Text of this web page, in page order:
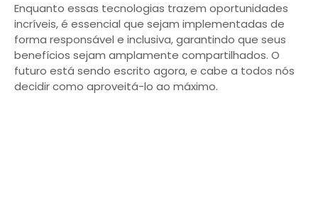
Enquanto essas tecnologias trazem oportunidades
incríveis, é essencial que sejam implementadas de
forma responsável e inclusiva, garantindo que seus
benefícios sejam amplamente compartilhados. O
futuro está sendo escrito agora, e cabe a todos nós
decidir como aproveitá-lo ao máximo.